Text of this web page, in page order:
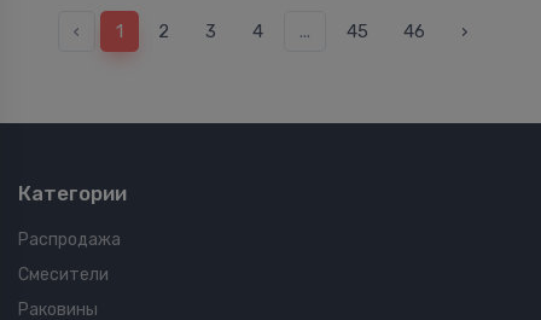
‹ 1 2 3 4 ... 45 46 ›
Категории
Распродажа
Смесители
Раковины